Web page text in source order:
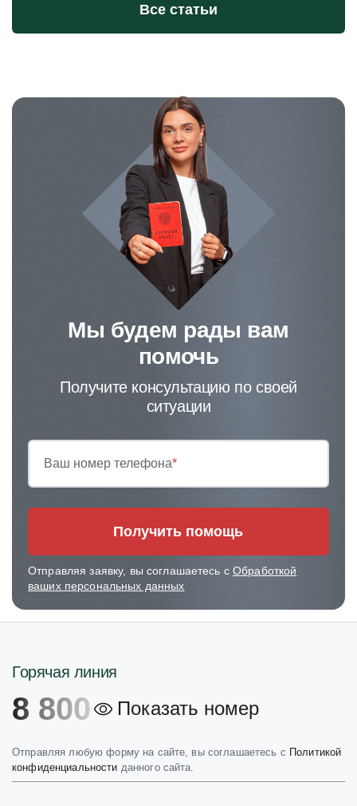
Все статьи
Мы будем рады вам
помочь
Получите консультацию по своей
ситуации
Ваш номер телефона*
Получить помощь
Отправляя заявку, вы соглашаетесь сОбработкой
ваших персональных данных
Горячая линия
8 800 Показать номер
Отправляя любую форму на сайте, вы соглашаетесь с Политикой
конфиденциальности данного сайта.